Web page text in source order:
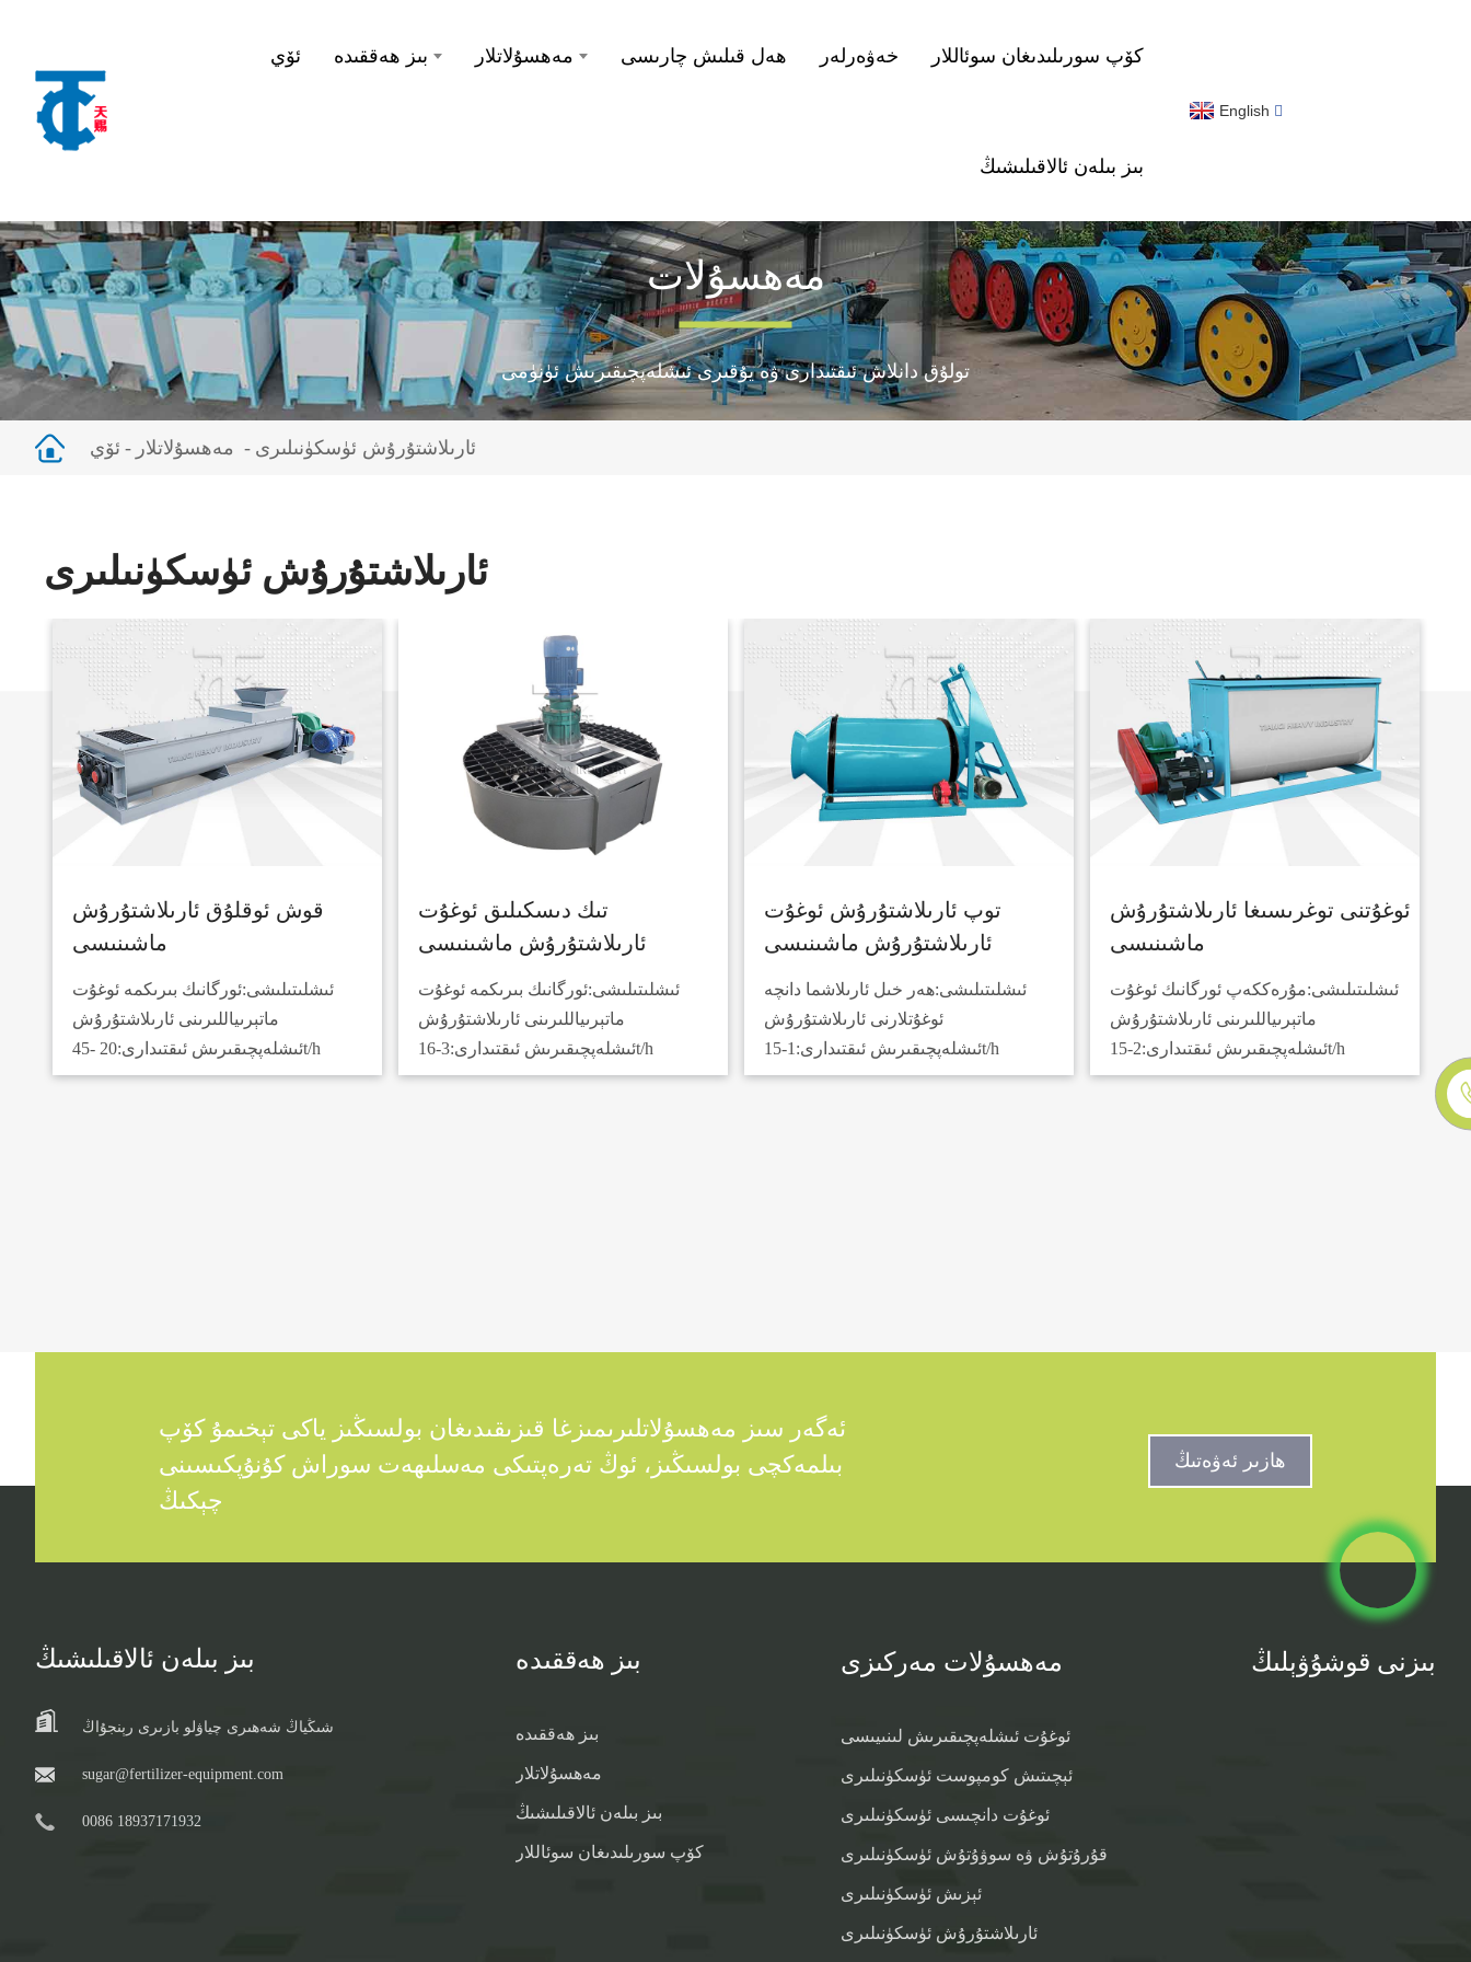
ئۆي بىز ھەققىدە مەھسۇلاتلار ھەل قىلىش چارىسى خەۋەرلەر كۆپ سورىلىدىغان سوئاللار
بىز بىلەن ئالاقىلىشىڭ
English
مەھسۇلات
تولۇق دانلاش ئىقتىدارى ۋە يۇقىرى ئىشلەپچىقىرىش ئۈنۈمى
ئۆي مەھسۇلاتلار ئارىلاشتۇرۇش ئۈسكۈنىلىرى
ئارىلاشتۇرۇش ئۈسكۈنىلىرى
قوش ئوقلۇق ئارىلاشتۇرۇش
ماشىنىسى
ئىشلىتىلىشى:ئورگانىك بىرىكمە ئوغۇت
ماتېرىياللىرىنى ئارىلاشتۇرۇش
ئىشلەپچىقىرىش ئىقتىدارى:20 -45t/h
تىك دىسكىلىق ئوغۇت
ئارىلاشتۇرۇش ماشىنىسى
ئىشلىتىلىشى:ئورگانىك بىرىكمە ئوغۇت
ماتېرىياللىرىنى ئارىلاشتۇرۇش
ئىشلەپچىقىرىش ئىقتىدارى:3-16t/h
توپ ئارىلاشتۇرۇش ئوغۇت
ئارىلاشتۇرۇش ماشىنىسى
ئىشلىتىلىشى:ھەر خىل ئارىلاشما دانچە
ئوغۇتلارنى ئارىلاشتۇرۇش
ئىشلەپچىقىرىش ئىقتىدارى:1-15t/h
ئوغۇتنى توغرىسىغا ئارىلاشتۇرۇش
ماشىنىسى
ئىشلىتىلىشى:مۇرەككەپ ئورگانىك ئوغۇت
ماتېرىياللىرىنى ئارىلاشتۇرۇش
ئىشلەپچىقىرىش ئىقتىدارى:2-15t/h
ئەگەر سىز مەھسۇلاتلىرىمىزغا قىزىقىدىغان بولسىڭىز ياكى تېخىمۇ كۆپ
بىلمەكچى بولسىڭىز، ئوڭ تەرەپتىكى مەسلىھەت سوراش كۇنۇپكىسىنى
چېكىڭ
ھازىر ئەۋەتىڭ
بىز بىلەن ئالاقىلىشىڭ
شىڭياڭ شەھىرى چياۋلو بازىرى رېنجۇاڭ
sugar@fertilizer-equipment.com
0086 18937171932
بىز ھەققىدە
بىز ھەققىدە
مەھسۇلاتلار
بىز بىلەن ئالاقىلىشىڭ
كۆپ سورىلىدىغان سوئاللار
مەھسۇلات مەركىزى
ئوغۇت ئىشلەپچىقىرىش لىنىيىسى
ئېچىتىش كومپوست ئۈسكۈنىلىرى
ئوغۇت دانچىسى ئۈسكۈنىلىرى
قۇرۇتۇش ۋە سوۋۇتۇش ئۈسكۈنىلىرى
ئېزىش ئۈسكۈنىلىرى
ئارىلاشتۇرۇش ئۈسكۈنىلىرى
بىزنى قوشۇۋېلىڭ